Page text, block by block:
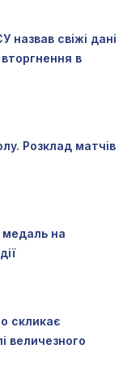
назвав свіжі дані
вторгнення в
Розклад матчів
медаль на
скликає
величезного